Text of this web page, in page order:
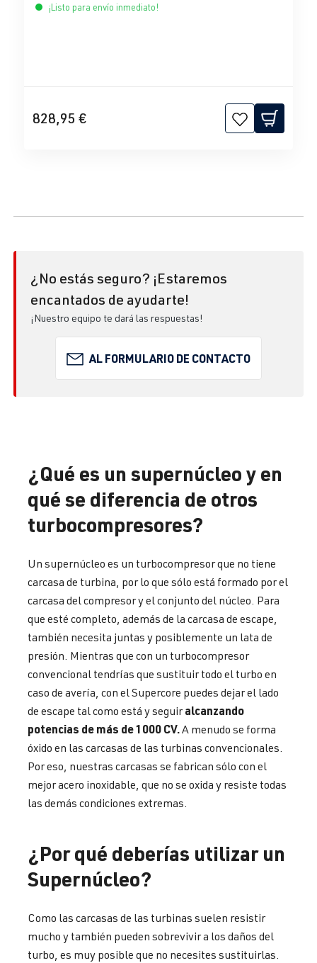
¡Listo para envío inmediato!
828,95 €
¿No estás seguro? ¡Estaremos
encantados de ayudarte!
¡Nuestro equipo te dará las respuestas!
AL FORMULARIO DE CONTACTO
¿Qué es un supernúcleo y en
qué se diferencia de otros
turbocompresores?
Un supernúcleo es un turbocompresor que no tiene
carcasa de turbina, por lo que sólo está formado por el
carcasa del compresor y el conjunto del núcleo. Para
que esté completo, además de la carcasa de escape,
también necesita juntas y posiblemente un lata de
presión. Mientras que con un turbocompresor
convencional tendrías que sustituir todo el turbo en
caso de avería, con el Supercore puedes dejar el lado
de escape tal como está y seguiralcanzando
potencias de más de 1000 CV.A menudo se forma
óxido en las carcasas de las turbinas convencionales.
Por eso, nuestras carcasas se fabrican sólo con el
mejor acero inoxidable, que no se oxida y resiste todas
las demás condiciones extremas.
¿Por qué deberías utilizar un
Supernúcleo?
Como las carcasas de las turbinas suelen resistir
mucho y también pueden sobrevivir a los daños del
turbo, es muy posible que no necesites sustituirlas.